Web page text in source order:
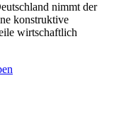
nimmt der
konstruktive
wirtschaftlich